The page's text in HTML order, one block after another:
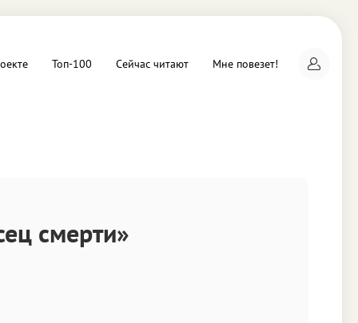
Топ-100 Сейчас читают Мне повезет!
смерти»